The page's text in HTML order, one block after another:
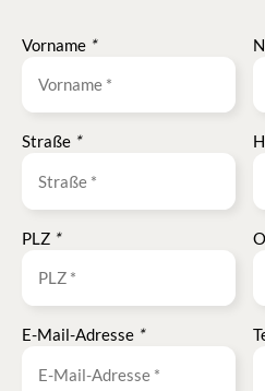
Vorname *
Straße *
PLZ *
E-Mail-Adresse *